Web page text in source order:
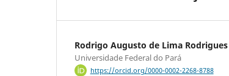
Rodrigo Augusto de Lima Rodrigues
Universidade Federal do Pará
https://orcid.org/0000-0002-2268-8788